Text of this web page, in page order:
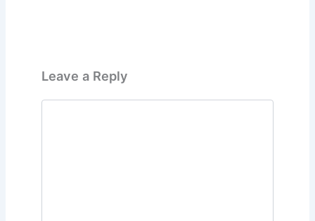
Leave a Reply